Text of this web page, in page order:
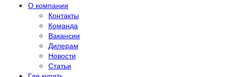
О компании
Контакты
Команда
Вакансии
Дилерам
Новости
Статьи